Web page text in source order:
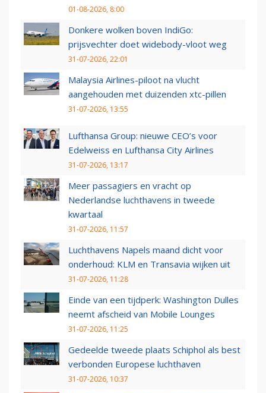
01-08-2026, 8:00
Donkere wolken boven IndiGo:
prijsvechter doet widebody-vloot weg
31-07-2026, 22:01
Malaysia Airlines-piloot na vlucht
aangehouden met duizenden xtc-pillen
31-07-2026, 13:55
Lufthansa Group: nieuwe CEO’s voor
Edelweiss en Lufthansa City Airlines
31-07-2026, 13:17
Meer passagiers en vracht op
Nederlandse luchthavens in tweede
kwartaal
31-07-2026, 11:57
Luchthavens Napels maand dicht voor
onderhoud: KLM en Transavia wijken uit
31-07-2026, 11:28
Einde van een tijdperk: Washington Dulles
neemt afscheid van Mobile Lounges
31-07-2026, 11:25
Gedeelde tweede plaats Schiphol als best
verbonden Europese luchthaven
31-07-2026, 10:37